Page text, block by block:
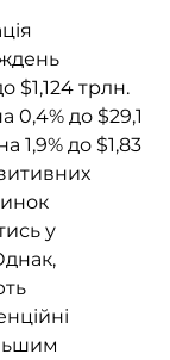
$1,124 трлн.
0,4% до $29,1
1,9% до $1,83
у